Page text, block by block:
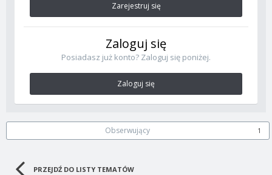
Zarejestruj się
Zaloguj się
Posiadasz już konto? Zaloguj się poniżej.
Zaloguj się
Obserwujący 1
PRZEJDŹ DO LISTY TEMATÓW